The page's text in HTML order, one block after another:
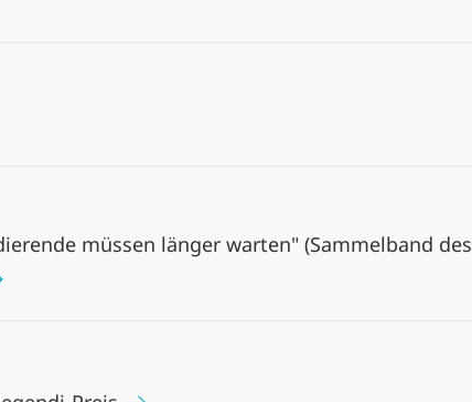
müssen länger warten" (Sammelband des